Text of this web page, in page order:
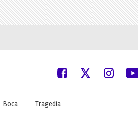
Boca Tragedia